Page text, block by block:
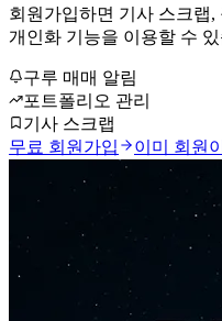
회원가입하면 기사 스크랩
개인화 기능을 이용할 수
구루 매매 알림
포트폴리오 관리
기사 스크랩
무료 회원가입
이미 회원